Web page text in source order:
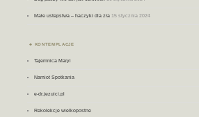
Małe ustepstwa – haczyki dla zła 15 stycznia 2024
KONTEMPLACJE
Tajemnica Maryi
Namiot Spotkania
e-dr.jezuici.pl
Rekolekcje wielkopostne